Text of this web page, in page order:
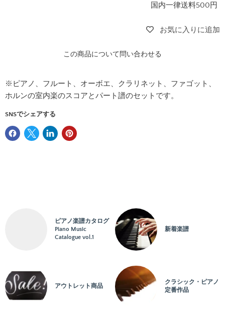
国内一律送料500円
お気に入りに追加
この商品について問い合わせる
名前
Eメール
問い合わせる
※ピアノ、フルート、オーボエ、クラリネット、ファゴット、
ホルンの室内楽のスコアとパート譜のセットです。
SNSでシェアする
ピアノ楽譜カタログ
Piano Music
Catalogue vol.1
新着楽譜
アウトレット商品
クラシック・ピアノ
定番作品